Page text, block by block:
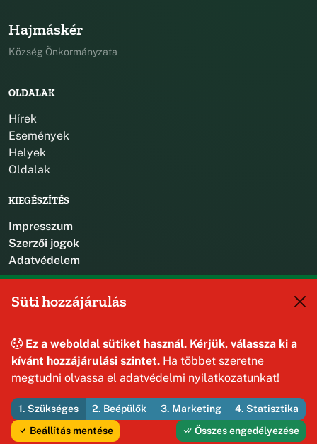
Hajmáskér
Község Önkormányzata
OLDALAK
Hírek
Események
Helyek
Oldalak
KIEGÉSZÍTÉS
Impresszum
Szerzői jogok
Adatvédelem
8192 Hajmáskér, Kossuth Lajos u. 31.
© 2026 Hajmáskér Község Önkormányzata — Minden jog
fenntartva
Süti hozzájárulás
Ez a weboldal sütiket használ. Kérjük, válassza ki a
kívánt hozzájárulási szintet. Ha többet szeretne
megtudni olvassa el adatvédelmi nyilatkozatunkat!
1. Szükséges 2. Beépülők 3. Marketing
4. Statisztika
Beállítás mentése
Összes engedélyezése